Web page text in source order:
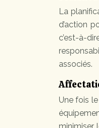
La
d’action
c’est-à-
associés.
Une fois